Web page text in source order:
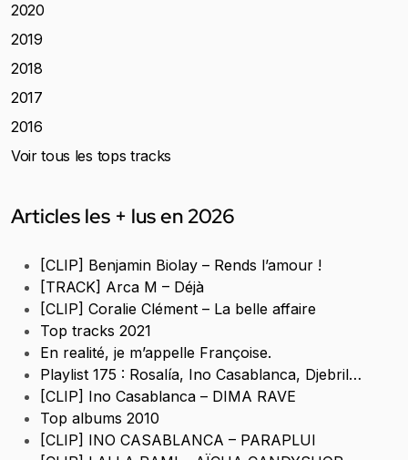
2020
2019
2018
2017
2016
Voir tous les tops tracks
Articles les + lus en 2026
[CLIP] Benjamin Biolay – Rends l’amour !
[TRACK] Arca M – Déjà
[CLIP] Coralie Clément – La belle affaire
Top tracks 2021
En realité, je m’appelle Françoise.
Playlist 175 : Rosalía, Ino Casablanca, Djebril…
[CLIP] Ino Casablanca – DIMA RAVE
Top albums 2010
[CLIP] INO CASABLANCA – PARAPLUI